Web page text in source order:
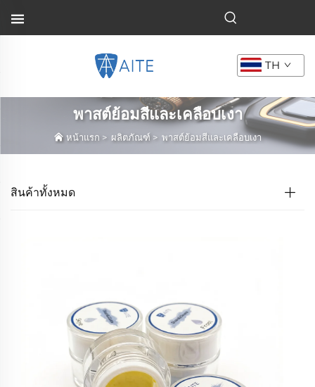
TH
พาสต์ย้อมสีและเคลือบเงา
หน้าแรก > ผลิตภัณฑ์ > พาสต์ย้อมสีและเคลือบเงา
สินค้าทั้งหมด